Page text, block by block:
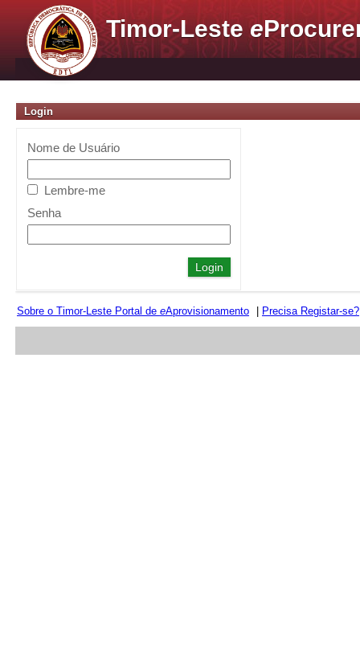
Timor-Lestee
Login
Nome de Usuário
Lembre-me
Senha
Sobre o Timor-Leste Portal de eAprovisionamento Precisa Registar-se?